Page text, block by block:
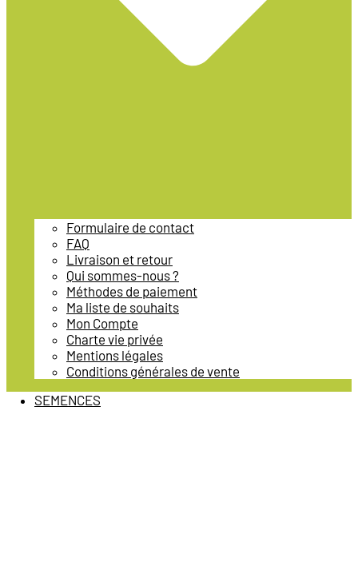
Formulaire de contact
FAQ
Livraison et retour
Qui sommes-nous ?
Méthodes de paiement
Ma liste de souhaits
Mon Compte
Charte vie privée
Mentions légales
Conditions générales de vente
SEMENCES